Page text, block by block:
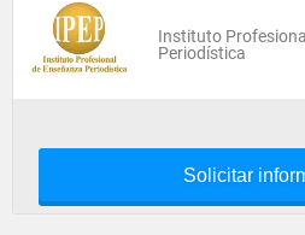
Instituto
Periodística
Solicitar